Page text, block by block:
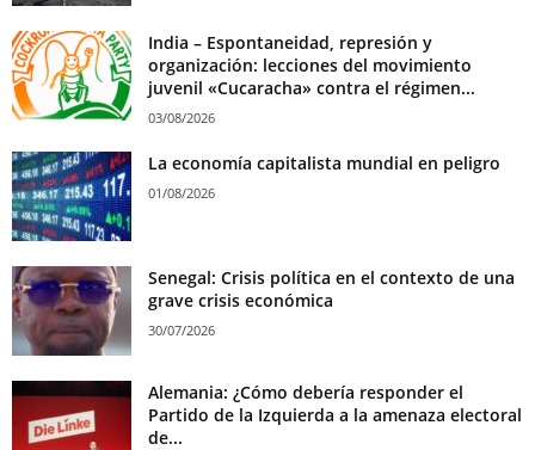
India – Espontaneidad, represión y
organización: lecciones del movimiento
juvenil «Cucaracha» contra el régimen...
03/08/2026
La economía capitalista mundial en peligro
01/08/2026
Senegal: Crisis política en el contexto de una
grave crisis económica
30/07/2026
Alemania: ¿Cómo debería responder el
Partido de la Izquierda a la amenaza electoral
de...